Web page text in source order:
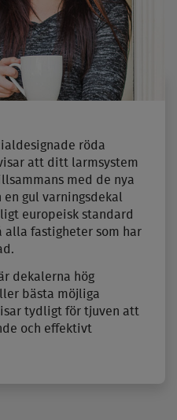
röda
att ditt larmsystem
med de nya
gul varningsdekal
europeisk standard
alla fastigheter som har
dekalerna hög
bästa möjliga
tydligt för tjuven att
och effektivt